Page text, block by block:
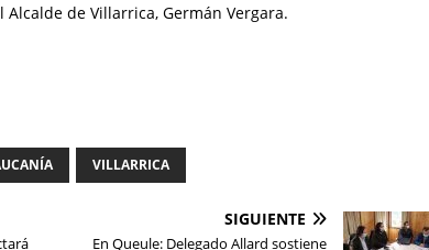
de Villarrica, Germán Vergara.
VILLARRICA
SIGUIENTE
En Queule: Delegado Allard sostiene